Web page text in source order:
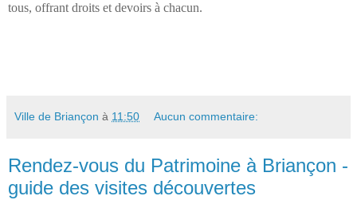
tous, offrant droits et devoirs à chacun.
Ville de Briançon à 11:50 Aucun commentaire:
Rendez-vous du Patrimoine à Briançon -
guide des visites découvertes